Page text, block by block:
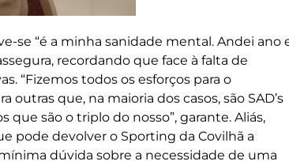
se “é a minha sanidade mental. Andei ano
recordando que face à falta de
“Fizemos todos os esforços para o
que, na maioria dos casos, são SAD’s
são o triplo do nosso”, garante. Aliás,
pode devolver o Sporting da Covilhã a
dúvida sobre a necessidade de uma